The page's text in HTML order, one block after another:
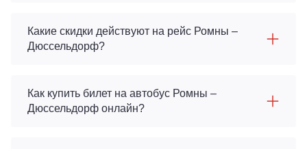
Какие скидки действуют на рейс Ромны –
Дюссельдорф?
Как купить билет на автобус Ромны –
Дюссельдорф онлайн?